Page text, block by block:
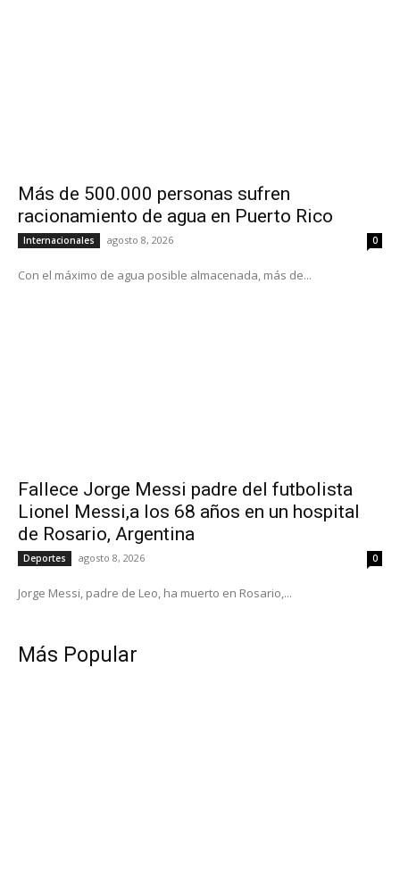
Más de 500.000 personas sufren
racionamiento de agua en Puerto Rico
Internacionales agosto 8, 2026 0
Con el máximo de agua posible almacenada, más de...
Fallece Jorge Messi padre del futbolista
Lionel Messi,a los 68 años en un hospital
de Rosario, Argentina
Deportes agosto 8, 2026 0
Jorge Messi, padre de Leo, ha muerto en Rosario,...
Más Popular